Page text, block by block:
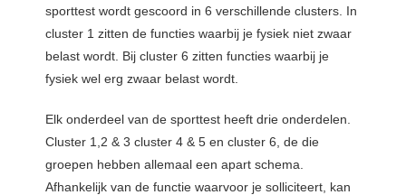
sporttest wordt gescoord in 6 verschillende clusters. In
cluster 1 zitten de functies waarbij je fysiek niet zwaar
belast wordt. Bij cluster 6 zitten functies waarbij je
fysiek wel erg zwaar belast wordt.
Elk onderdeel van de sporttest heeft drie onderdelen.
Cluster 1,2 & 3 cluster 4 & 5 en cluster 6, de die
groepen hebben allemaal een apart schema.
Afhankelijk van de functie waarvoor je solliciteert, kan